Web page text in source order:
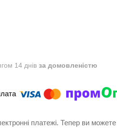
14 днів за домовленістю
платежі. Тепер ви